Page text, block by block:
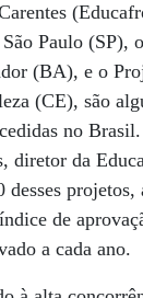
Paulo (SP),
(BA), e o
(CE), são
no
diretor da
projetos,
de
a cada ano.